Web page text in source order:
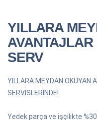
YILLARA
AVANTAJLAR
SERV
YILLARA MEYDAN OKUYAN
SERVİSLERİNDE!
Yedek parça ve işçilikte